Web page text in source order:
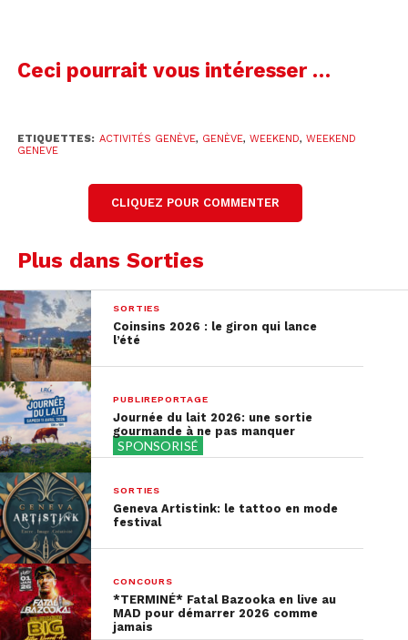
Crédits photo: Village du Soir
pour Halloween
Si tu cherches desactivités
pourHalloween, on a trouvé LE festival
d’Halloween idéal!
Depuis 3 ans,
région lémanique au rythme d’Hallomania : un
festival qui propose des animations authentiques
et ludiques, pour fêterHalloween en famille.
Au programme, desactivités pour petits et
grands: des parcours d’aventure et dégustation
de vins (ça, c’est pour les grands!), des chasses aux
bonbons ou encore des enquêtes gourmandes…
Toute la famille sera servie !
Plus d’informations
Ceci pourrait vous intéresser …
ETIQUETTES: ACTIVITÉS GENÈVE, GENÈVE, WEEKEND, WEEKEND
GENEVE
CLIQUEZ POUR COMMENTER
Plus dans Sorties
SORTIES
Coinsins 2026 : le giron qui lance
l’été
PUBLIREPORTAGE
Journée du lait 2026: une sortie
gourmande à ne pas manquer
SPONSORISÉ
SORTIES
Geneva Artistink: le tattoo en mode
festival
CONCOURS
*TERMINÉ* Fatal Bazooka en live au
MAD pour démarrer 2026 comme
jamais